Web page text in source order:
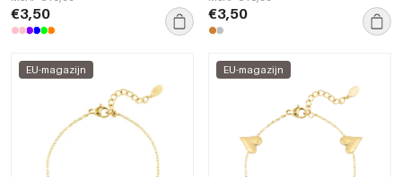
€3,50 €3,50
EU-magazijn EU-magazijn